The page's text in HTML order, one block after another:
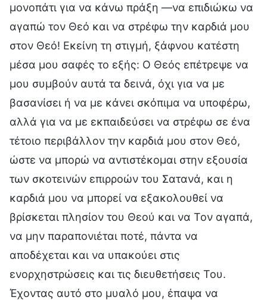
μονοπάτι για να κάνω πράξη —να επιδιώκω να
αγαπώ τον Θεό και να στρέφω την καρδιά μου
στον Θεό! Εκείνη τη στιγμή, ξάφνου κατέστη
μέσα μου σαφές το εξής: Ο Θεός επέτρεψε να
μου συμβούν αυτά τα δεινά, όχι για να με
βασανίσει ή να με κάνει σκόπιμα να υποφέρω,
αλλά για να με εκπαιδεύσει να στρέφω σε ένα
τέτοιο περιβάλλον την καρδιά μου στον Θεό,
ώστε να μπορώ να αντιστέκομαι στην εξουσία
των σκοτεινών επιρροών του Σατανά, και η
καρδιά μου να μπορεί να εξακολουθεί να
βρίσκεται πλησίον του Θεού και να Τον αγαπά,
να μην παραπονιέται ποτέ, πάντα να
αποδέχεται και να υπακούει στις
ενορχηστρώσεις και τις διευθετήσεις Του.
Έχοντας αυτό στο μυαλό μου, έπαψα να